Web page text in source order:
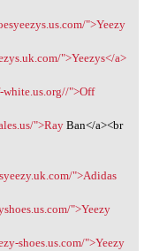
">Yeezy
">Yeezys</a>
">Off
">RayBan</a><br
">Adidas
">Yeezy
shoes.us.com/">Yeezy